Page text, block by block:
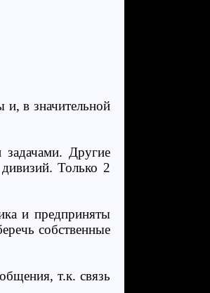
и, в значительной
задачами. Другие
Только 2
и предприняты
собственные
т.к. связь